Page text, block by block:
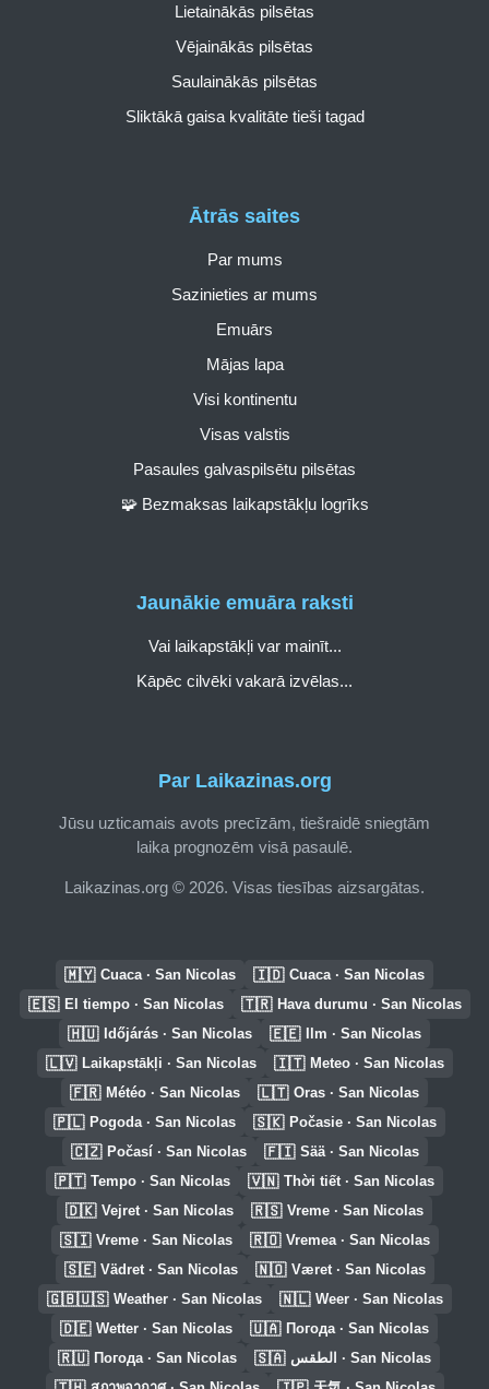
Par Laikazinas.org
Jūsu uzticamais avots precīzām, tiešraidē sniegtām
laika prognozēm visā pasaulē.
Laikazinas.org © 2026. Visas tiesības aizsargātas.
Ātrās saites
Par mums
Sazinieties ar mums
Emuārs
Mājas lapa
Visi kontinentu
Visas valstis
Pasaules galvaspilsētu pilsētas
🧩 Bezmaksas laikapstākļu logrīks
Lietainākās pilsētas
Vējainākās pilsētas
Saulainākās pilsētas
Sliktākā gaisa kvalitāte tieši tagad
Jaunākie emuāra raksti
Vai laikapstākļi var mainīt...
Kāpēc cilvēki vakarā izvēlas...
🇲🇾 Cuaca · San Nicolas 🇮🇩 Cuaca · San Nicolas
🇪🇸 El tiempo · San Nicolas 🇹🇷 Hava durumu · San Nicolas
🇭🇺 Időjárás · San Nicolas 🇪🇪 Ilm · San Nicolas
🇱🇻 Laikapstākļi · San Nicolas 🇮🇹 Meteo · San Nicolas
🇫🇷 Météo · San Nicolas 🇱🇹 Oras · San Nicolas
🇵🇱 Pogoda · San Nicolas 🇸🇰 Počasie · San Nicolas
🇨🇿 Počasí · San Nicolas 🇫🇮 Sää · San Nicolas
🇵🇹 Tempo · San Nicolas 🇻🇳 Thời tiết · San Nicolas
🇩🇰 Vejret · San Nicolas 🇷🇸 Vreme · San Nicolas
🇸🇮 Vreme · San Nicolas 🇷🇴 Vremea · San Nicolas
🇸🇪 Vädret · San Nicolas 🇳🇴 Været · San Nicolas
🇬🇧🇺🇸 Weather · San Nicolas 🇳🇱 Weer · San Nicolas
🇩🇪 Wetter · San Nicolas 🇺🇦 Погода · San Nicolas
🇷🇺 Погода · San Nicolas 🇸🇦 الطقس · San Nicolas